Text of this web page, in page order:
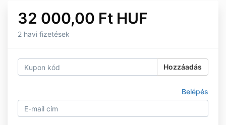
32 000,00 Ft HUF
2 havi fizetések
Hozzáadás
Belépés